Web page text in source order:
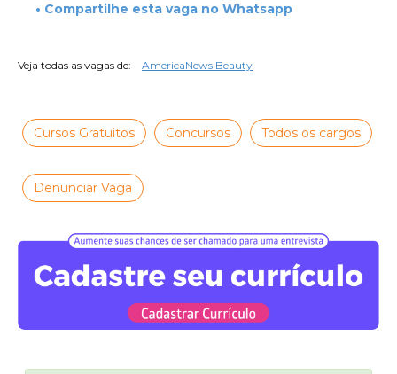
• Compartilhe esta vaga no Whatsapp
Veja todas as vagas de: AmericaNews Beauty
Cursos Gratuitos Concursos Todos os cargos
Denunciar Vaga